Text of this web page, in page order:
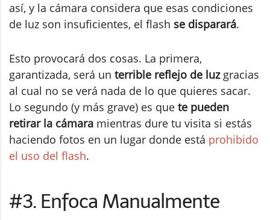
así, y la cámara considera que esas condiciones
de luz son insuficientes, el flash se disparará.
Esto provocará dos cosas. La primera,
garantizada, será un terrible reflejo de luzgracias
al cual no se verá nada de lo que quieres sacar.
Lo segundo (y más grave) es que te pueden
retirar la cámara mientras dure tu visita si estás
haciendo fotos en un lugar donde está prohibido
el uso del flash.
#3. Enfoca Manualmente